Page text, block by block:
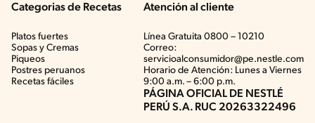
Categorias de Recetas
Platos fuertes
Sopas y Cremas
Piqueos
Postres peruanos
Recetas fáciles
Atención al cliente
Línea Gratuita 0800 – 10210
Correo:
servicioalconsumidor@pe.nestle.com
Horario de Atención: Lunes a Viernes
9:00 a.m. – 6:00 p.m.
PÁGINA OFICIAL DE NESTLÉ
PERÚ S.A. RUC 20263322496